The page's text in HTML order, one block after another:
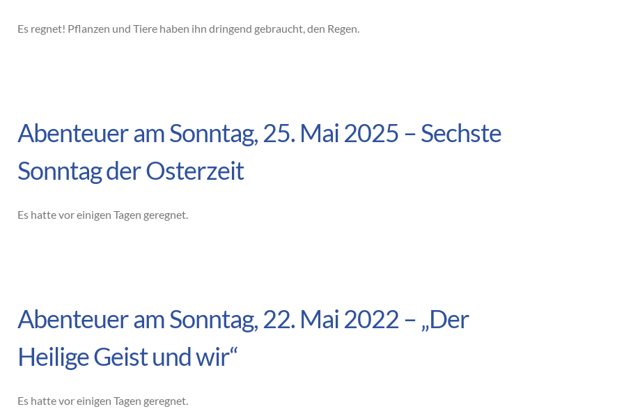
Es regnet! Pflanzen und Tiere haben ihn dringend gebraucht, den Regen.
Abenteuer am Sonntag, 25. Mai 2025 – Sechste
Sonntag der Osterzeit
Es hatte vor einigen Tagen geregnet.
Abenteuer am Sonntag, 22. Mai 2022 – „Der
Heilige Geist und wir“
Es hatte vor einigen Tagen geregnet.